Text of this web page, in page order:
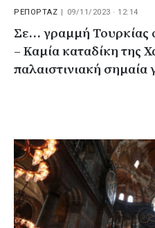
ΡΕΠΟΡΤΑΖ | 09/11/2023 · 12:14
Σε… γραμμή Τουρκίας
– Καμία καταδίκη της
παλαιστινιακή σημαία